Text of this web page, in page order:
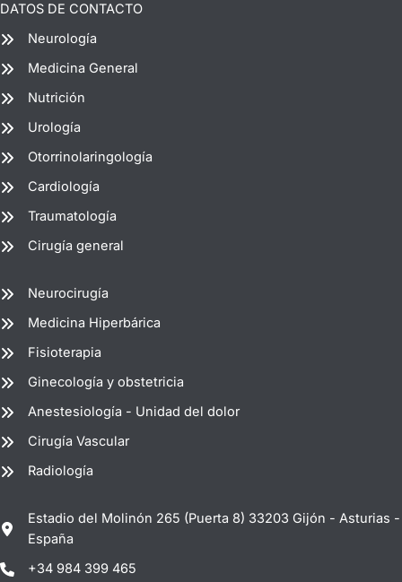
DATOS DE CONTACTO
Neurología
Medicina General
Nutrición
Urología
Otorrinolaringología
Cardiología
Traumatología
Cirugía general
Neurocirugía
Medicina Hiperbárica
Fisioterapia
Ginecología y obstetricia
Anestesiología - Unidad del dolor
Cirugía Vascular
Radiología
Estadio del Molinón 265 (Puerta 8) 33203 Gijón - Asturias -
España
+34 984 399 465